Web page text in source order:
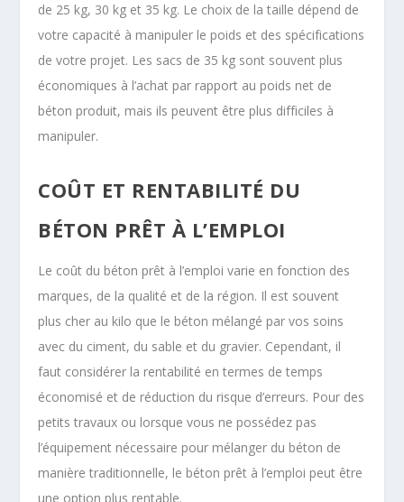
de 25 kg, 30 kg et 35 kg. Le choix de la taille dépend de
votre capacité à manipuler le poids et des spécifications
de votre projet. Les sacs de 35 kg sont souvent plus
économiques à l’achat par rapport au poids net de
béton produit, mais ils peuvent être plus difficiles à
manipuler.
COÛT ET RENTABILITÉ DU
BÉTON PRÊT À L’EMPLOI
Le coût du béton prêt à l’emploi varie en fonction des
marques, de la qualité et de la région. Il est souvent
plus cher au kilo que le béton mélangé par vos soins
avec du ciment, du sable et du gravier. Cependant, il
faut considérer la rentabilité en termes de temps
économisé et de réduction du risque d’erreurs. Pour des
petits travaux ou lorsque vous ne possédez pas
l’équipement nécessaire pour mélanger du béton de
manière traditionnelle, le béton prêt à l’emploi peut être
une option plus rentable.